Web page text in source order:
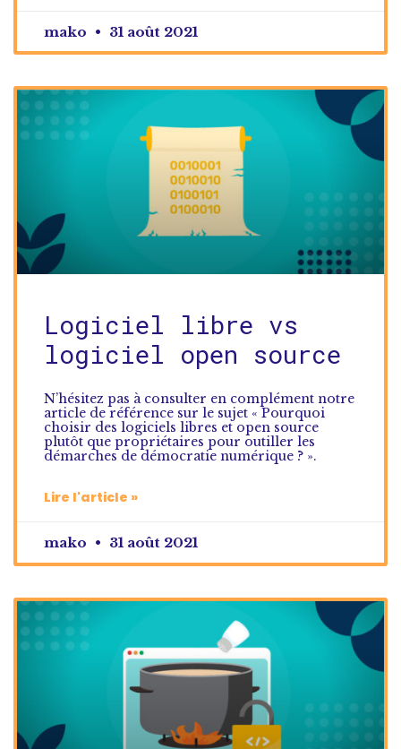
mako 31 août 2021
Logiciel libre vs
logiciel open source
N’hésitez pas à consulter en complément notre
article de référence sur le sujet « Pourquoi
choisir des logiciels libres et open source
plutôt que propriétaires pour outiller les
démarches de démocratie numérique ? ».
Lire l'article »
mako 31 août 2021